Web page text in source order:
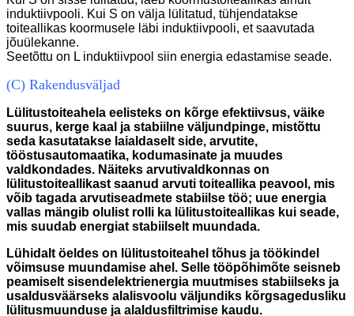
induktiivpooli. Kui S on välja lülitatud, tühjendatakse
toiteallikas koormusele läbi induktiivpooli, et saavutada
jõuülekanne.
Seetõttu on L induktiivpool siin energia edastamise seade.
(C) Rakendusväljad
Lülitustoiteahela eelisteks on kõrge efektiivsus, väike
suurus, kerge kaal ja stabiilne väljundpinge, mistõttu
seda kasutatakse laialdaselt side, arvutite,
tööstusautomaatika, kodumasinate ja muudes
valdkondades. Näiteks arvutivaldkonnas on
lülitustoiteallikast saanud arvuti toiteallika peavool, mis
võib tagada arvutiseadmete stabiilse töö; uue energia
vallas mängib olulist rolli ka lülitustoiteallikas kui seade,
mis suudab energiat stabiilselt muundada.
Lühidalt öeldes on lülitustoiteahel tõhus ja töökindel
võimsuse muundamise ahel. Selle tööpõhimõte seisneb
peamiselt sisendelektrienergia muutmises stabiilseks ja
usaldusväärseks alalisvoolu väljundiks kõrgsagedusliku
lülitusmuunduse ja alaldusfiltrimise kaudu.